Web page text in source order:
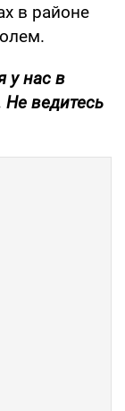
в районе
у нас в
Не ведитесь